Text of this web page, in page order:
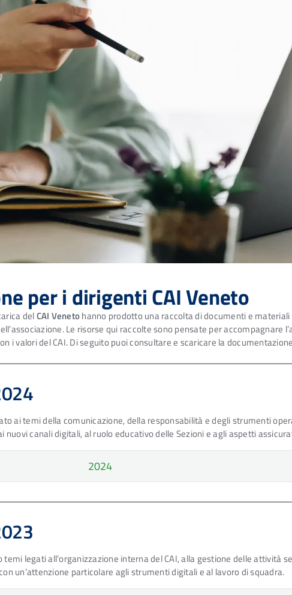
per i dirigenti CAI Veneto
delCAI Venetohanno prodotto una raccolta di documenti e
Le risorse qui raccolte sono pensate per accompagnare
i valori del CAI. Di seguito puoi consultare e scaricare la
ai temi della comunicazione, della responsabilità e degli strumenti
canali digitali, al ruolo educativo delle Sezioni e agli aspetti
2024
legati all’organizzazione interna del CAI, alla gestione delle attività
un’attenzione particolare agli strumenti digitali e al lavoro di squadra.